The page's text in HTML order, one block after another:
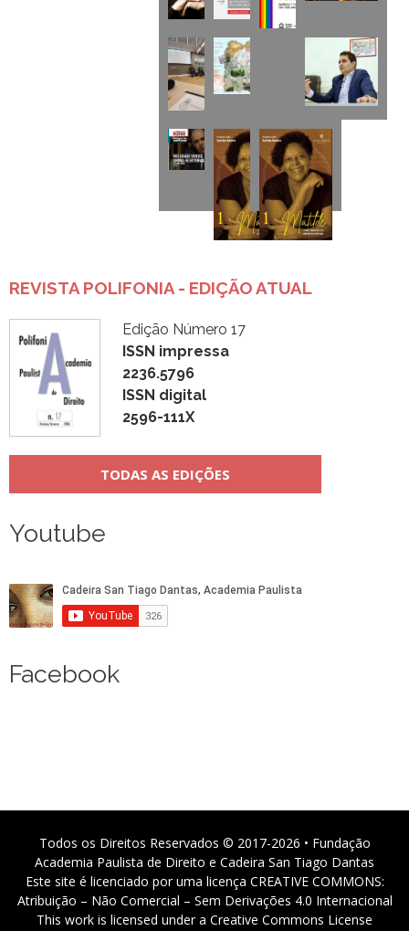
REVISTA POLIFONIA - EDIÇÃO ATUAL
Edição Número 17
ISSN impressa
2236.5796
ISSN digital
2596-111X
TODAS AS EDIÇÕES
Youtube
Facebook
Todos os Direitos Reservados © 2017-2026 • Fundação
Academia Paulista de Direito e Cadeira San Tiago Dantas
Este site é licenciado por uma licença CREATIVE COMMONS:
Atribuição – Não Comercial – Sem Derivações 4.0 Internacional
This work is licensed under a Creative Commons License